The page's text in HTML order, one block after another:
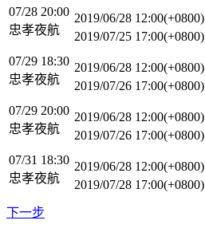
07/28 20:00
忠孝夜航
2019/06/28 12:00(+0800)
2019/07/25 17:00(+0800)
07/29 18:30
忠孝夜航
2019/06/28 12:00(+0800)
2019/07/26 17:00(+0800)
07/29 20:00
忠孝夜航
2019/06/28 12:00(+0800)
2019/07/26 17:00(+0800)
07/31 18:30
忠孝夜航
2019/06/28 12:00(+0800)
2019/07/28 17:00(+0800)
下一步